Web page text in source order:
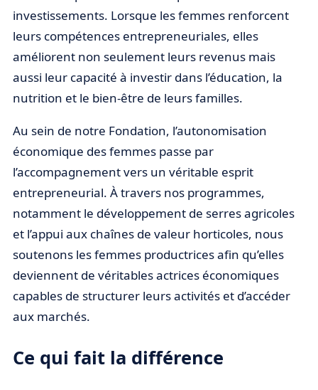
investissements. Lorsque les femmes renforcent
leurs compétences entrepreneuriales, elles
améliorent non seulement leurs revenus mais
aussi leur capacité à investir dans l’éducation, la
nutrition et le bien-être de leurs familles.
Au sein de notre Fondation, l’autonomisation
économique des femmes passe par
l’accompagnement vers un véritable esprit
entrepreneurial. À travers nos programmes,
notamment le développement de serres agricoles
et l’appui aux chaînes de valeur horticoles, nous
soutenons les femmes productrices afin qu’elles
deviennent de véritables actrices économiques
capables de structurer leurs activités et d’accéder
aux marchés.
Ce qui fait la différence